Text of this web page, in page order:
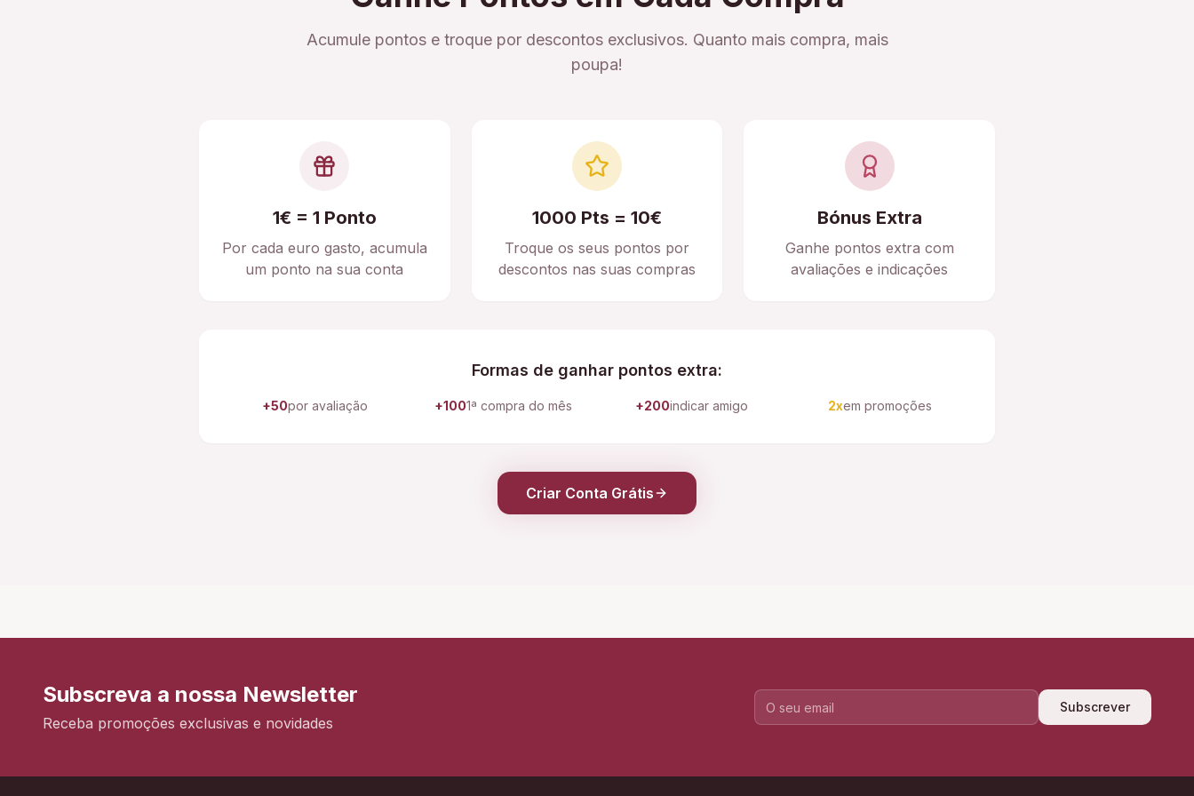
Acumule pontos e troque por descontos exclusivos. Quanto mais compra, mais
poupa!
1€ = 1 Ponto
Por cada euro gasto, acumula
um ponto na sua conta
1000 Pts = 10€
Troque os seus pontos por
descontos nas suas compras
Bónus Extra
Ganhe pontos extra com
avaliações e indicações
Formas de ganhar pontos extra:
+50por avaliação +1001ª compra do mês +200indicar amigo 2xem promoções
Criar Conta Grátis
Subscreva a nossa Newsletter
Receba promoções exclusivas e novidades
Subscrever